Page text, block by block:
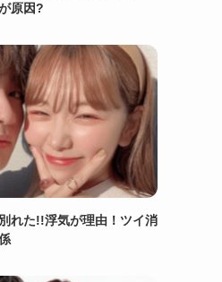
原因?
れた!!浮気が理由！ツイ消